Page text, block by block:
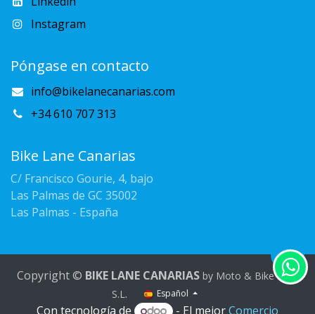
Instagram
Póngase en contacto
info@bikelanecanarias.com
+34 610 707 313
Bike Lane Canarias
C/ Francisco Gourie, 4, bajo
Las Palmas de GC 35002
Las Palmas - España
Copyright © BIKE LANE CANARIAS by Moto & Bike Rent
S.L. Español
Con tecnología de - El mejorComercio